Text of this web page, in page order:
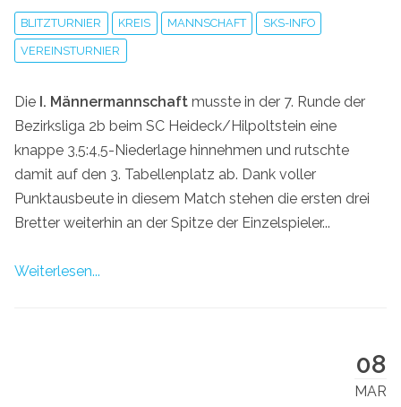
BLITZTURNIER KREIS MANNSCHAFT SKS-INFO
VEREINSTURNIER
Die I. Männermannschaft musste in der 7. Runde der
Bezirksliga 2b beim SC Heideck/Hilpoltstein eine
knappe 3,5:4,5-Niederlage hinnehmen und rutschte
damit auf den 3. Tabellenplatz ab. Dank voller
Punktausbeute in diesem Match stehen die ersten drei
Bretter weiterhin an der Spitze der Einzelspieler...
Weiterlesen...
08
MAR